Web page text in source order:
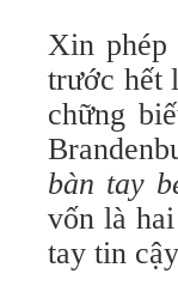
Xin
trước hết
chững
bàn tay
vốn là
tay tin